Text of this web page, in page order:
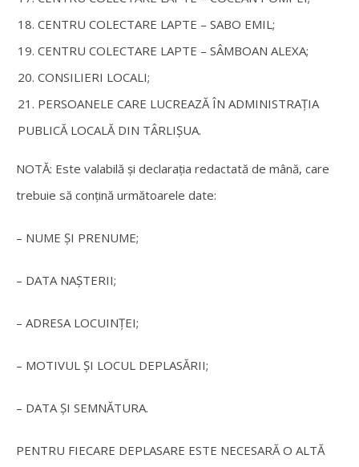
CENTRU COLECTARE LAPTE – SABO EMIL;
CENTRU COLECTARE LAPTE – SÂMBOAN ALEXA;
CONSILIERI LOCALI;
PERSOANELE CARE LUCREAZĂ ÎN ADMINISTRAȚIA
PUBLICĂ LOCALĂ DIN TÂRLIȘUA.
NOTĂ: Este valabilă și declarația redactată de mână, care
trebuie să conțină următoarele date:
– NUME ȘI PRENUME;
– DATA NAȘTERII;
– ADRESA LOCUINȚEI;
– MOTIVUL ȘI LOCUL DEPLASĂRII;
– DATA ȘI SEMNĂTURA.
PENTRU FIECARE DEPLASARE ESTE NECESARĂ O ALTĂ